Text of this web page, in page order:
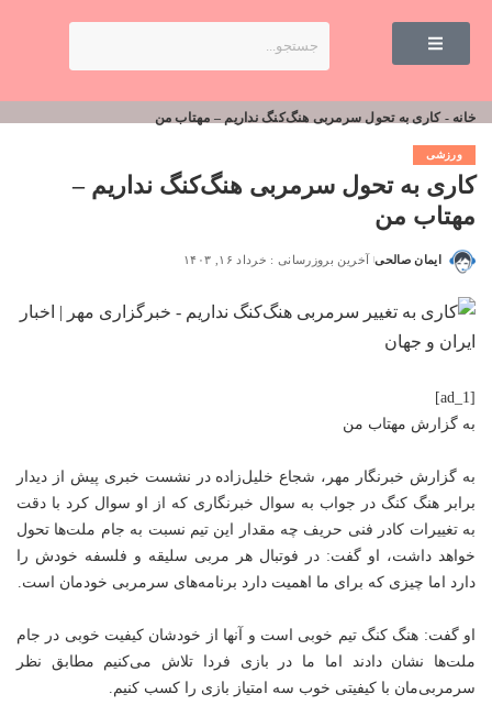
خانه -کاری به تحول سرمربی هنگ‌کنگ نداریم – مهتاب من
ورزشی
کاری به تحول سرمربی هنگ‌کنگ نداریم –
مهتاب من
ایمان صالحی آخرین بروزرسانی : خرداد ۱۶, ۱۴۰۳
[ad_1]
به گزارش مهتاب من
به گزارش خبرنگار مهر، شجاع خلیل‌زاده در نشست خبری پیش از دیدار
برابر هنگ کنگ در جواب به سوال خبرنگاری که از او سوال کرد با دقت
به تغییرات کادر فنی حریف چه مقدار این تیم نسبت به جام ملت‌ها تحول
خواهد داشت، او گفت: در فوتبال هر مربی سلیقه و فلسفه خودش را
دارد اما چیزی که برای ما اهمیت دارد برنامه‌های سرمربی خودمان است.
او گفت: هنگ کنگ تیم خوبی است و آنها از خودشان کیفیت خوبی در جام
ملت‌ها نشان دادند اما ما در بازی فردا تلاش می‌کنیم مطابق نظر
سرمربی‌مان با کیفیتی خوب سه امتیاز بازی را کسب کنیم.